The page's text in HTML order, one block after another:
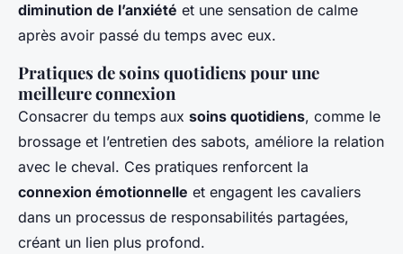
diminution de l’anxiété et une sensation de calme
après avoir passé du temps avec eux.
Pratiques de soins quotidiens pour une
meilleure connexion
Consacrer du temps aux soins quotidiens, comme le
brossage et l’entretien des sabots, améliore la relation
avec le cheval. Ces pratiques renforcent la
connexion émotionnelle et engagent les cavaliers
dans un processus de responsabilités partagées,
créant un lien plus profond.